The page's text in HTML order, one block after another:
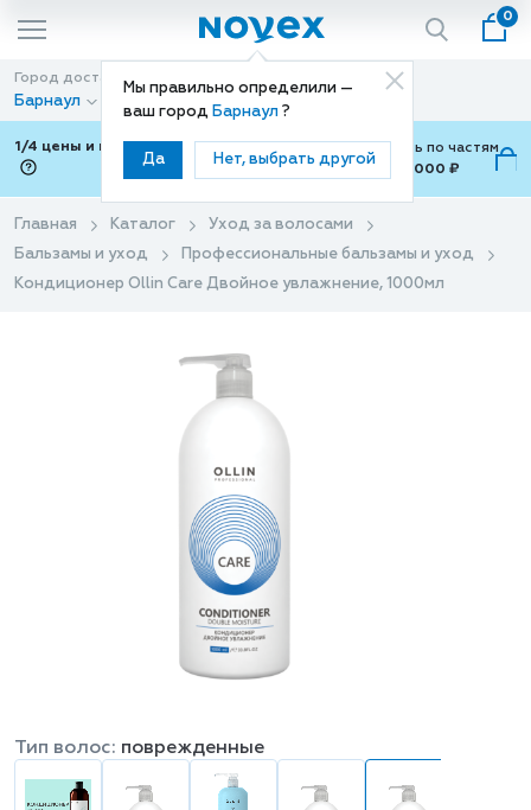
Мы правильно определили —
ваш город Барнаул ?
Да Нет, выбрать другой
0
Город доставки
Барнаул
Способ доставки
Доставка
1/4 цены и покупки ваши с Подели
Можно оплатить по частям
от 700 ₽ до 15,000 ₽
Главная Каталог
Уход за волосами
Бальзамы и уход
Профессиональные бальзамы и уход
Кондиционер Ollin Care Двойное увлажнение, 1000мл
Тип волос: поврежденные